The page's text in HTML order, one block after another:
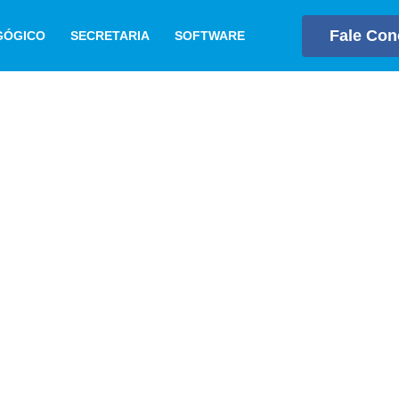
SECRETARIA SOFTWARE Fale